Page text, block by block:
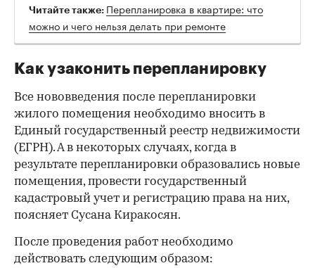
Читайте также: Перепланировка в квартире: что
можно и чего нельзя делать при ремонте
Как узаконить перепланировку
Все нововведения после перепланировки
жилого помещения необходимо вносить в
Единый государственный реестр недвижимости
(ЕГРН). А в некоторых случаях, когда в
результате перепланировки образовались новые
помещения, провести государственный
кадастровый учет и регистрацию права на них,
поясняет Сусана Киракосян.
После проведения работ необходимо
действовать следующим образом: